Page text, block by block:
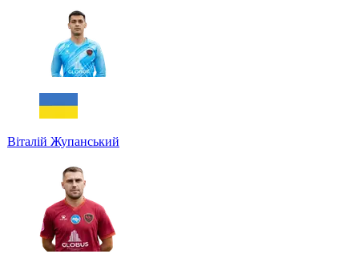
Віталій Жупанський